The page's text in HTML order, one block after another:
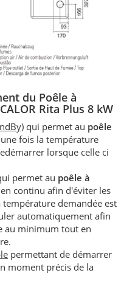
du Poêle à
Rita Plus 8 kW
qui permet au poêle
fois la température
lorsque celle ci
permet au poêle à
continu afin d'éviter les
demandée est
automatiquement afin
au minimum tout en
permettant de démarrer
moment précis de la